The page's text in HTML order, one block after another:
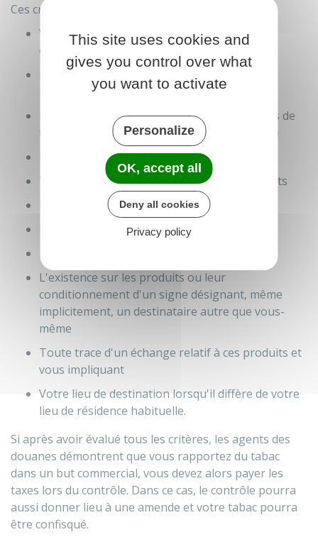
Ces critères sont les suivants :
Votre activité économique et votre statut
commercial
Les motifs pour lesquels vous détenez ces
Le lieu où se trouvent ces produits ou, en cas de
transport, leur emplacement dans le véhicule
Le mode de transport utilisé
Tout document ayant un lien avec ces produits
La nature des produits
La quantité de produits
Le mode de conditionnement des produits
L'existence sur les produits ou leur
conditionnement d'un signe désignant, même
implicitement, un destinataire autre que vous-
même
Toute trace d'un échange relatif à ces produits et
vous impliquant
Votre lieu de destination lorsqu'il diffère de votre
lieu de résidence habituelle.
Si après avoir évalué tous les critères, les agents des
douanes démontrent que vous rapportez du tabac
dans un but commercial, vous devez alors payer les
taxes lors du contrôle. Dans ce cas, le contrôle pourra
aussi donner lieu à une amende et votre tabac pourra
être confisqué.
This site uses cookies and
gives you control over what
you want to activate
Personalize
OK, accept all
Deny all cookies
Privacy policy